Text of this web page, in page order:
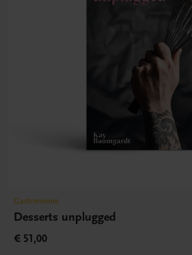
Gastronomie
Desserts unplugged
€ 51,00